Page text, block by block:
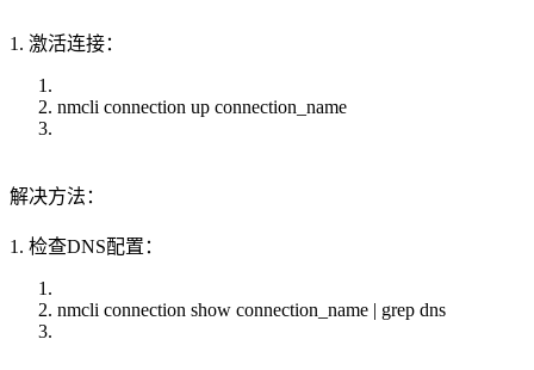
1. 激活连接：
nmcli connection up connection_name
解决方法：
1. 检查DNS配置：
nmcli connection show connection_name | grep dns